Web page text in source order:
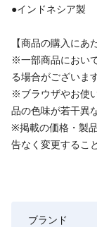
●インドネシア製
【商品の購入にあ
※一部商品におい
る場合がございます
※ブラウザやお使
品の色味が若干異
※掲載の価格・製
告なく変更するこ
ブランド